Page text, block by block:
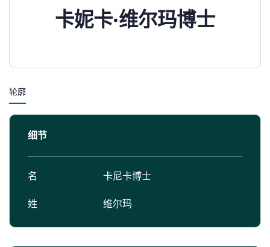
卡妮卡·维尔玛博士
轮廓
细节
名 卡尼卡博士
姓 维尔玛